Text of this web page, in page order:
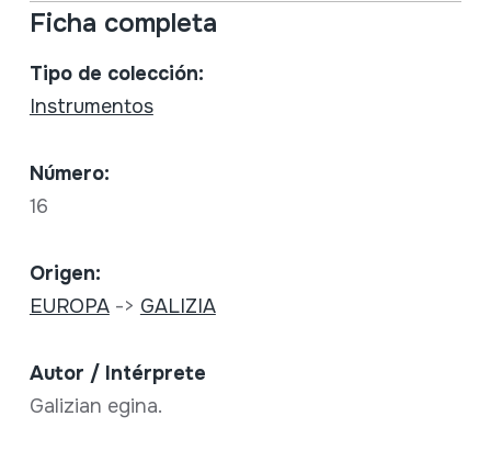
Ficha completa
Tipo de colección:
Instrumentos
Número:
16
Origen:
EUROPA-> GALIZIA
Autor / Intérprete
Galizian egina.